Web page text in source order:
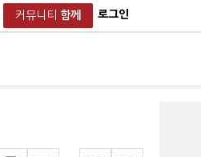
커뮤니티 함께 로그인